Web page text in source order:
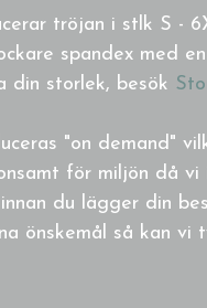
tröjan i stlk S -
spandex med
din storlek, besök
"on demand"
för miljön då
du lägger din
önskemål så kan vi